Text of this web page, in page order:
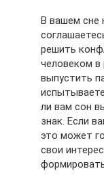
В вашем сне
решить
человеком в
выпустить
ли вам сон
знак. Если
это может
свои